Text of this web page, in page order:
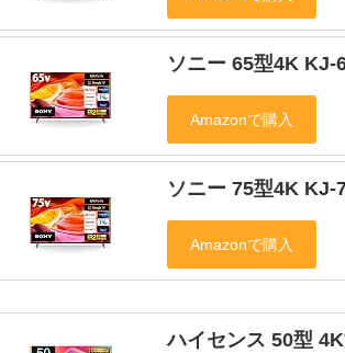
ソニー 65型4K KJ-
ソニー 75型4K KJ-
ハイセンス 50型